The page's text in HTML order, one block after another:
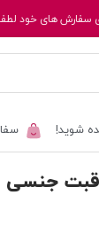
سفارش های خود
شوید!
جنسی